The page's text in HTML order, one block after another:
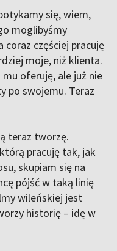
się, wiem,
moglibyśmy
częściej pracuję
moje, niż klienta.
oferuję, ale już nie
po swojemu. Teraz
teraz tworzę.
pracuję tak, jak
skupiam się na
pójść w taką linię
wileńskiej jest
historię – idę w